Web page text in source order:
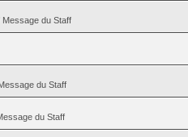
Message du Staff
du Staff
du Staff